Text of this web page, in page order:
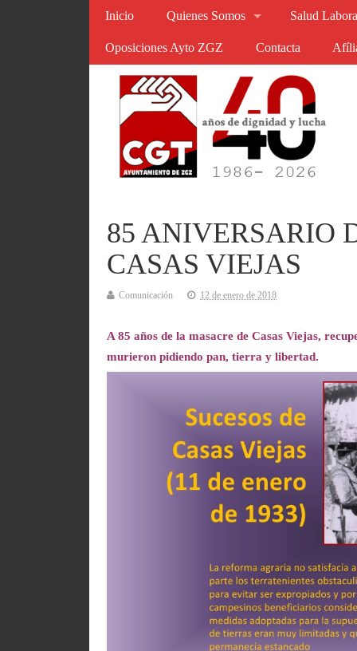
Inicio Quienes Somos Salud
Oposiciones Ayto ZGZ Contacta
85 ANIVERSARIO
CASAS VIEJAS
Comunicación 12 de enero de 2018
A 85 años de la masacre de Casas Viejas,
murieron pidiendo pan, tierra y libertad.